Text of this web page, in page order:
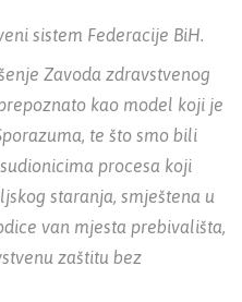
sistem Federacije BiH.
Zavoda zdravstvenog
kao model koji je
te što smo bili
procesa koji
staranja, smještena u
van mjesta prebivališta,
zaštitu bez